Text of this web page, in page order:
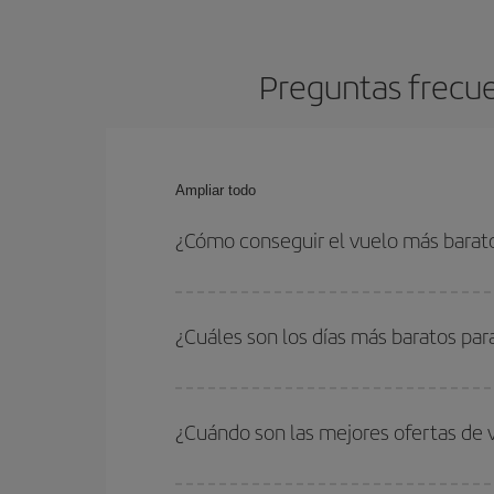
Preguntas
Ampliar todo
¿Cómo conseguir el vuelo más
fechas y horarios de ida y vuelta.
¿Cuáles son los días más baratos
quieres ir y en qué fechas habías pensado
para que puedas encontrar la mejor oferta.
¿Cuándo son las mejores ofertas de